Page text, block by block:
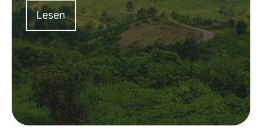
Tages mit den Oasen der Biodiversität konkret
für die Wiederherstellung städtischer und
natürlicher Lebensräume einsetzt.
Lesen